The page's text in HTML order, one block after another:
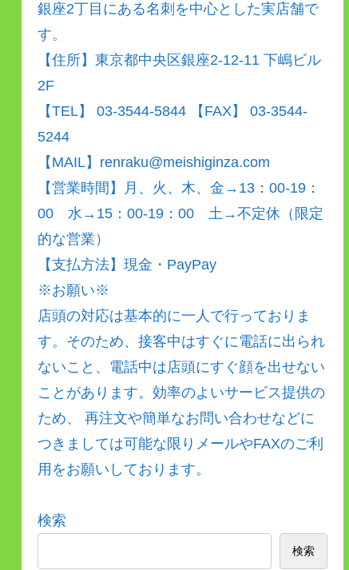
銀座2丁目にある名刺を中心とした実店舗で
す。
【住所】東京都中央区銀座2-12-11 下嶋ビル
2F
【TEL】 03-3544-5844 【FAX】 03-3544-
5244
【MAIL】renraku@meishiginza.com
【営業時間】月、火、木、金→13：00-19：
00 水→15：00-19：00 土→不定休（限定
的な営業）
【支払方法】現金・PayPay
※お願い※
店頭の対応は基本的に一人で行っておりま
す。そのため、接客中はすぐに電話に出られ
ないこと、電話中は店頭にすぐ顔を出せない
ことがあります。効率のよいサービス提供の
ため、 再注文や簡単なお問い合わせなどに
つきましては可能な限りメールやFAXのご利
用をお願いしております。
検索
検索